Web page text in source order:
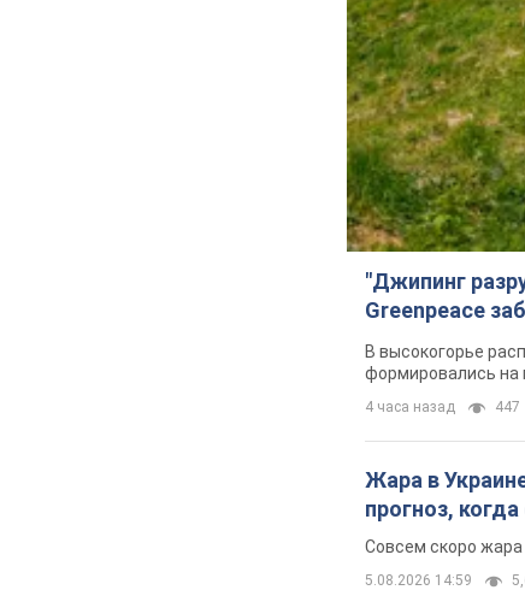
"Джипинг
Greenpeace
В высокогорье
формировались на
4 часа назад 447
Жара в
прогноз,
Совсем скоро жара
5.08.2026 14:59